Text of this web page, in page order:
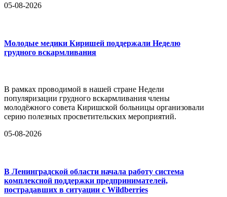
05-08-2026
Молодые медики Киришей поддержали Неделю
грудного вскармливания
В рамках проводимой в нашей стране Недели
популяризации грудного вскармливания члены
молодёжного совета Киришской больницы организовали
серию полезных просветительских мероприятий.
05-08-2026
В Ленинградской области начала работу система
комплексной поддержки предпринимателей,
пострадавших в ситуации с Wildberries